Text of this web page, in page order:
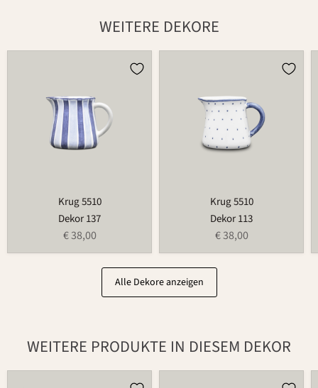
WEITERE DEKORE
Krug 5510
Dekor 137
€ 38,00
Krug 5510
Dekor 113
€ 38,00
Alle Dekore anzeigen
WEITERE PRODUKTE IN DIESEM DEKOR